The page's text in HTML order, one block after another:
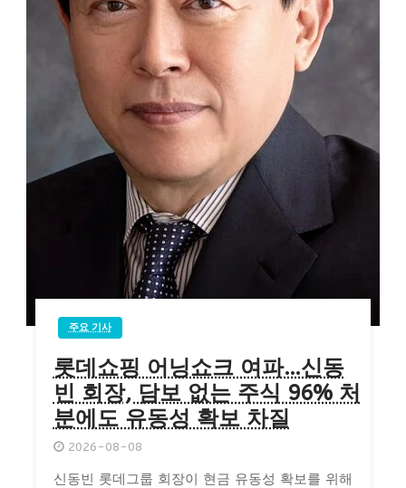
주요 기사
롯데쇼핑 어닝쇼크 여파…신동
빈 회장, 담보 없는 주식 96% 처
분에도 유동성 확보 차질
2026-08-08
신동빈 롯데그룹 회장이 현금 유동성 확보를 위해